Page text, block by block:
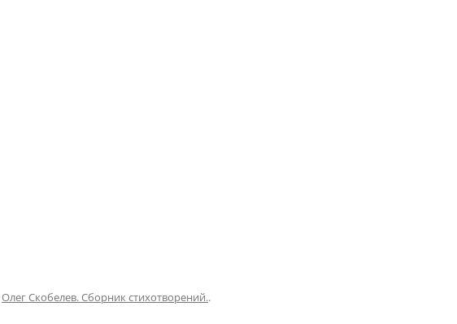
Олег Скобелев. Сборник стихотворений..